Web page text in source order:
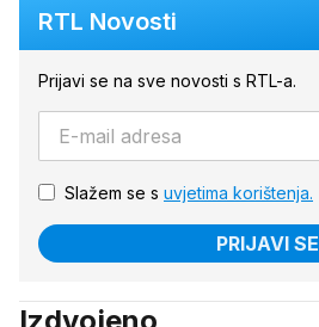
RTL Novosti
Prijavi se na sve novosti s RTL-a.
Slažem se s uvjetima korištenja.
PRIJAVI SE
Izdvojeno